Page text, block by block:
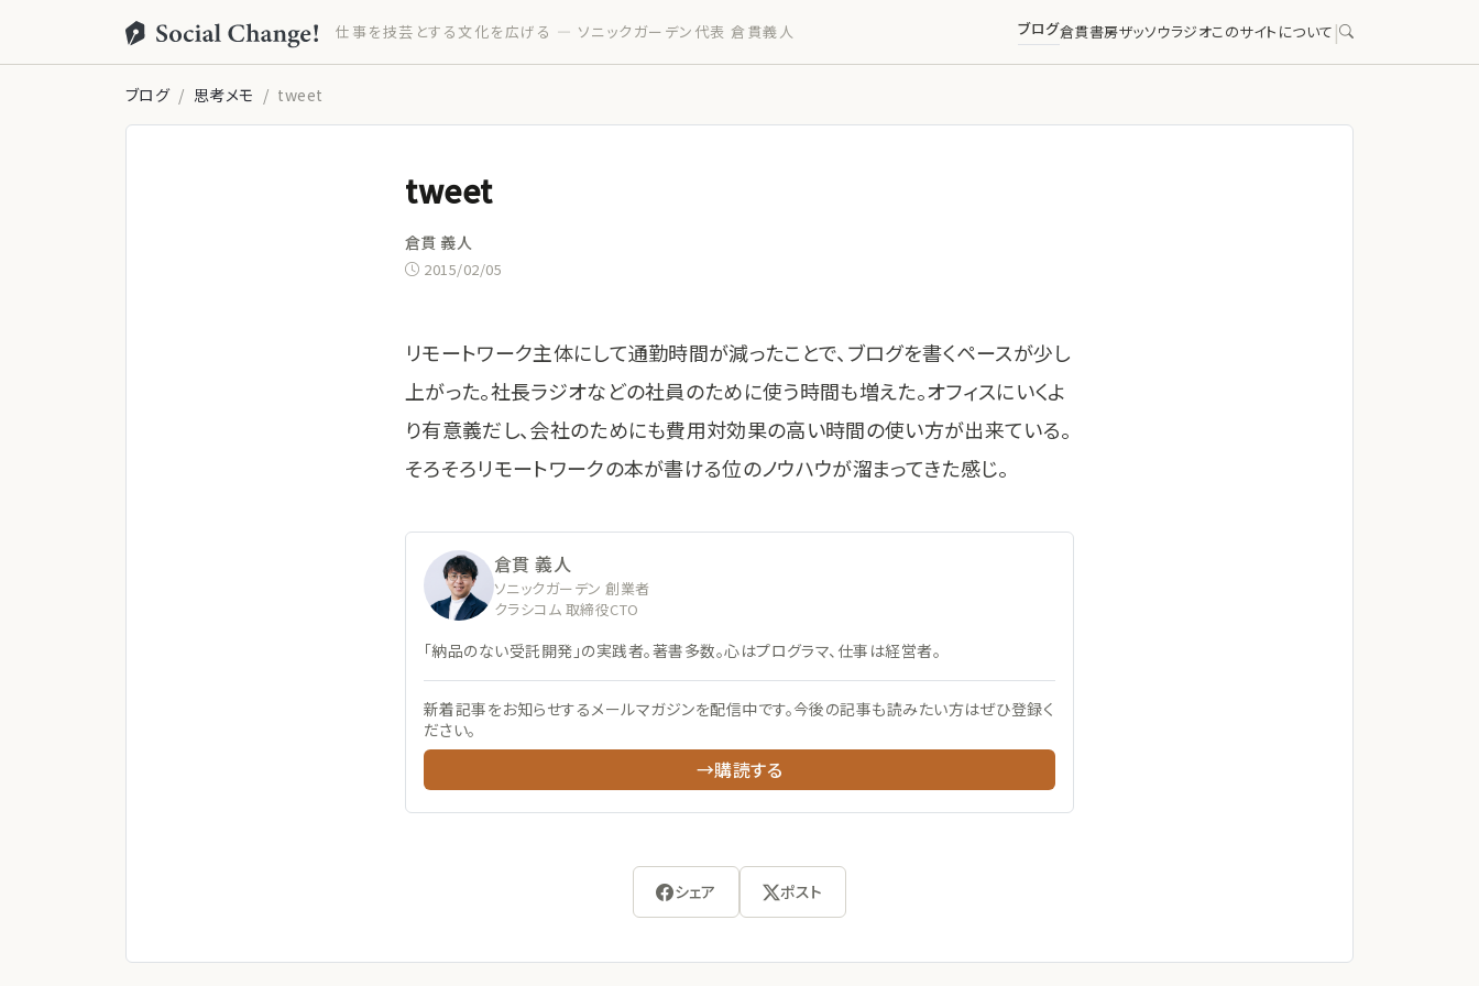
仕事を技芸とする文化を広げる — ソニックガーデン代表 倉貫義人 ブログ倉貫書房ザッソウラジオこのサイトについて |
ブログ 思考メモ tweet
tweet
倉貫 義人
2015/02/05
リモートワーク主体にして通勤時間が減ったことで、ブログを書くペースが少し
上がった。社長ラジオなどの社員のために使う時間も増えた。オフィスにいくよ
り有意義だし、会社のためにも費用対効果の高い時間の使い方が出来ている。
そろそろリモートワークの本が書ける位のノウハウが溜まってきた感じ。
倉貫 義人
ソニックガーデン 創業者
クラシコム 取締役CTO
「納品のない受託開発」の実践者。著書多数。心はプログラマ、仕事は経営者。
新着記事をお知らせするメールマガジンを配信中です。今後の記事も読みたい方はぜひ登録く
ださい。
→購読する
シェア ポスト